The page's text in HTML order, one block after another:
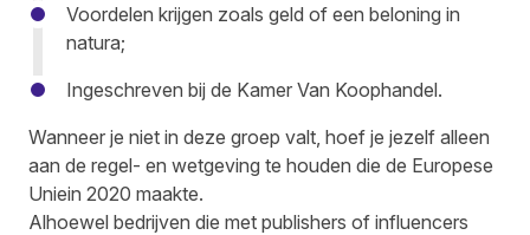
Voordelen krijgen zoals geld of een beloning in
natura;
Ingeschreven bij de Kamer Van Koophandel.
Wanneer je niet in deze groep valt, hoef je jezelf alleen
aan de regel- en wetgeving te houden die de Europese
Uniein 2020 maakte.
Alhoewel bedrijven die met publishers of influencers